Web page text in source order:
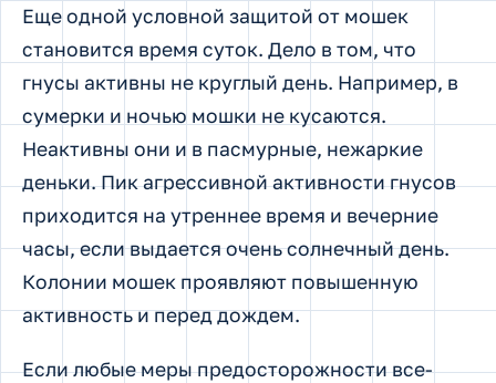
Еще одной условной защитой от мошек
становится время суток. Дело в том, что
гнусы активны не круглый день. Например, в
сумерки и ночью мошки не кусаются.
Неактивны они и в пасмурные, нежаркие
деньки. Пик агрессивной активности гнусов
приходится на утреннее время и вечерние
часы, если выдается очень солнечный день.
Колонии мошек проявляют повышенную
активность и перед дождем.
Если любые меры предосторожности все-